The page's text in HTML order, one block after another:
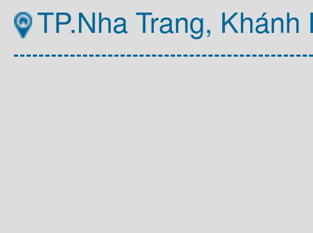
TP.Nha Trang, Khánh